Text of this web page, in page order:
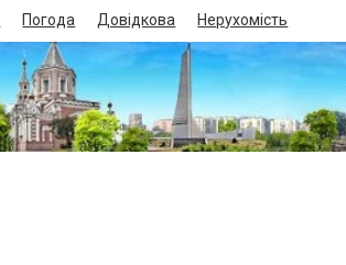
Погода Довідкова Нерухомість